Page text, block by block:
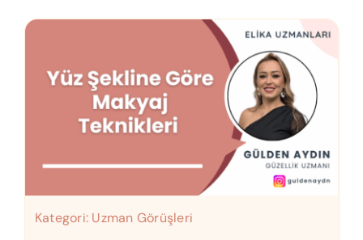
Kategori: Uzman Görüşleri